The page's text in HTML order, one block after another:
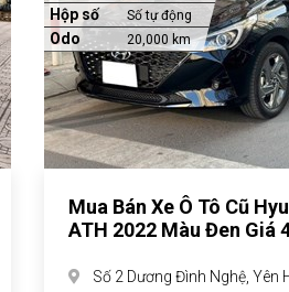
Hộp số Số tự động
Odo 20,000 km
Mua Bán Xe Ô Tô Cũ
ATH 2022 Màu Đen Giá
Số 2 Dương Đình Nghệ, Yên